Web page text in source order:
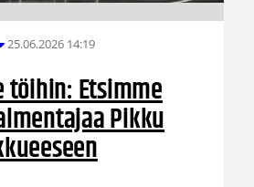
25.06.2026 14:19
töihin: Etsimme
Pikku